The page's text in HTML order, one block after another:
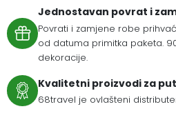
Jednostavan povrat i
Povrati i zamjene robe
od datuma primitka paketa.
dekoracije.
Kvalitetni proizvodi za
68travel je ovlašteni